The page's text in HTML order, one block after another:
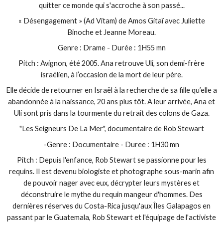
quitter ce monde qui s'accroche à son passé...
« Désengagement » (Ad Vitam) de Amos Gitaï avec Juliette
Binoche et Jeanne Moreau.
Genre : Drame - Durée : 1H55 mn
Pitch : Avignon, été 2005. Ana retrouve Uli, son demi-frère
israélien, à l’occasion de la mort de leur père.
Elle décide de retourner en Israël à la recherche de sa fille qu’elle a
abandonnée à la naissance, 20 ans plus tôt. A leur arrivée, Ana et
Uli sont pris dans la tourmente du retrait des colons de Gaza.
"Les Seigneurs De La Mer", documentaire de Rob Stewart
-Genre : Documentaire - Duree : 1H30 mn
Pitch : Depuis l'enfance, Rob Stewart se passionne pour les
requins. Il est devenu biologiste et photographe sous-marin afin
de pouvoir nager avec eux, décrypter leurs mystères et
déconstruire le mythe du requin mangeur d'hommes. Des
dernières réserves du Costa-Rica jusqu'aux Îles Galapagos en
passant par le Guatemala, Rob Stewart et l'équipage de l'activiste